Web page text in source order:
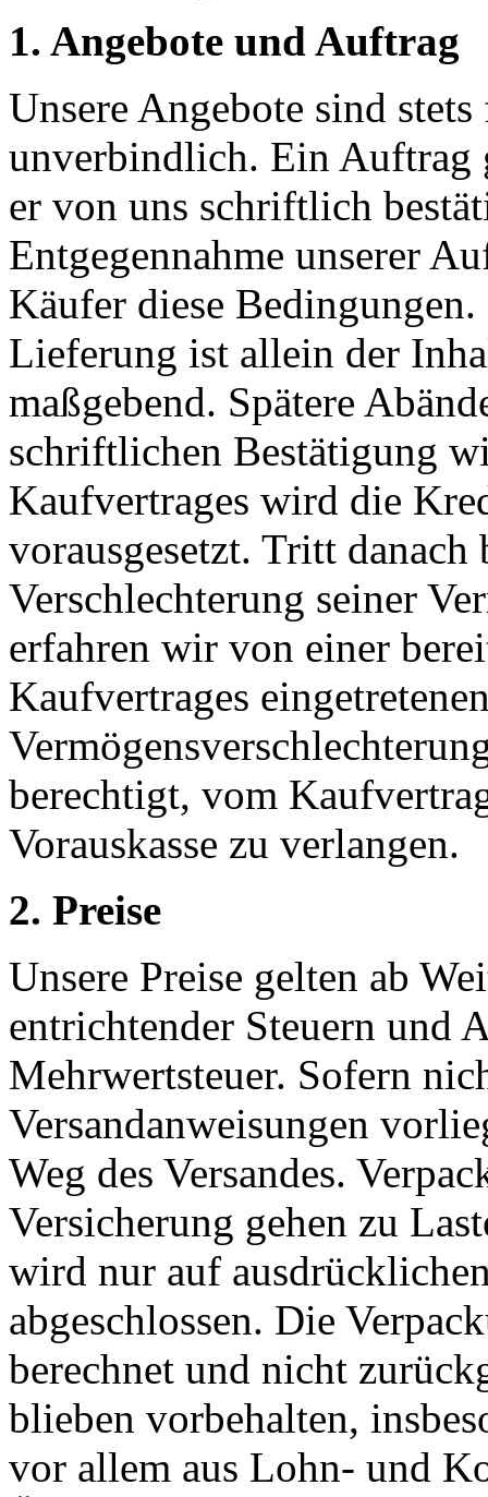
1. Angebote und Auftrag
Unsere Angebote sind
unverbindlich. Ein Auftrag
er von uns schriftlich
Entgegennahme unserer
Käufer diese
Lieferung ist allein der
maßgebend. Spätere
schriftlichen Bestätigung
Kaufvertrages wird die
vorausgesetzt. Tritt
Verschlechterung seiner
erfahren wir von einer
Kaufvertrages
berechtigt, vom
Vorauskasse zu verlangen.
2. Preise
Unsere Preise gelten ab
entrichtender Steuern und
Mehrwertsteuer. Sofern
Versandanweisungen
Weg des Versandes.
Versicherung gehen zu
wird nur auf
abgeschlossen. Die
berechnet und nicht
blieben vorbehalten,
vor allem aus Lohn- und